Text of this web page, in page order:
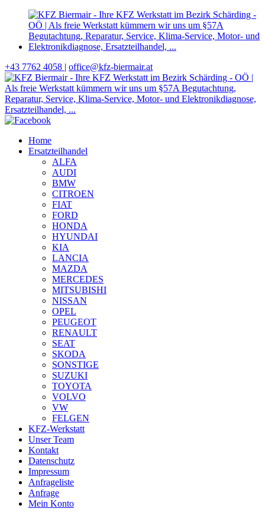
+43 7762 4058 | office@kfz-biermair.at
Home
Ersatzteilhandel
ALFA
AUDI
BMW
CITROEN
FIAT
FORD
HONDA
HYUNDAI
KIA
LANCIA
MAZDA
MERCEDES
MITSUBISHI
NISSAN
OPEL
PEUGEOT
RENAULT
SEAT
SKODA
SONSTIGE
SUZUKI
TOYOTA
VOLVO
VW
FELGEN
KFZ-Werkstatt
Unser Team
Kontakt
Datenschutz
Impressum
Anfrageliste
Anfrage
Mein Konto